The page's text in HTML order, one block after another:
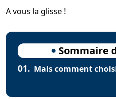
A vous la glisse !
Sommaire
01. Mais comment